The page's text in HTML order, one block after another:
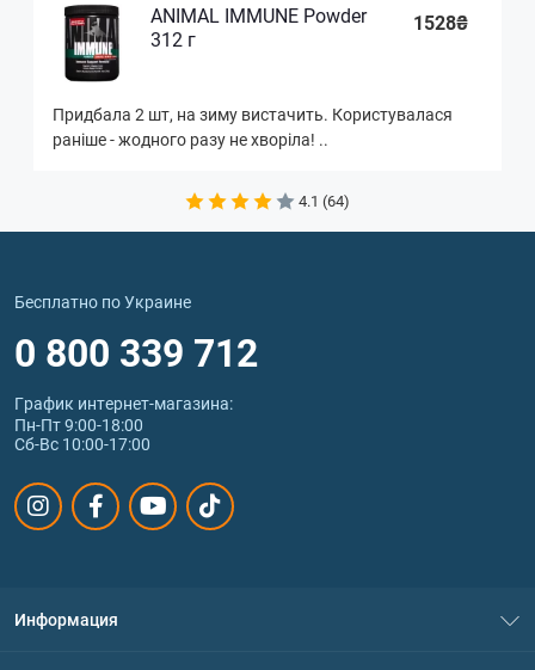
ANIMAL IMMUNE Powder
312 г
1528₴
Придбала 2 шт, на зиму вистачить. Користувалася
раніше - жодного разу не хворіла! ..
4.1 (64)
Бесплатно по Украине
0 800 339 712
График интернет‑магазина:
Пн-Пт 9:00-18:00
Сб-Вс 10:00-17:00
Информация